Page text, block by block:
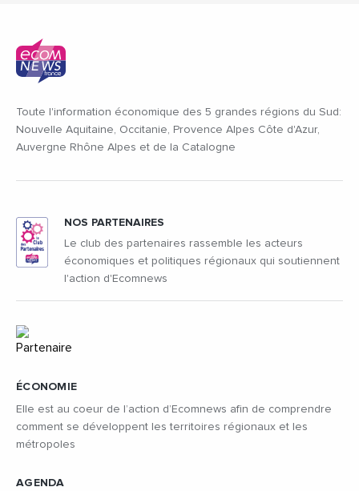
Toute l'information économique des 5 grandes régions du Sud:
Nouvelle Aquitaine, Occitanie, Provence Alpes Côte d'Azur,
Auvergne Rhône Alpes et de la Catalogne
ÉCONOMIE
Elle est au coeur de l’action d’Ecomnews afin de comprendre
comment se développent les territoires régionaux et les
métropoles
AGENDA
NOS PARTENAIRES
Le club des partenaires rassemble les acteurs
économiques et politiques régionaux qui soutiennent
l'action d'Ecomnews